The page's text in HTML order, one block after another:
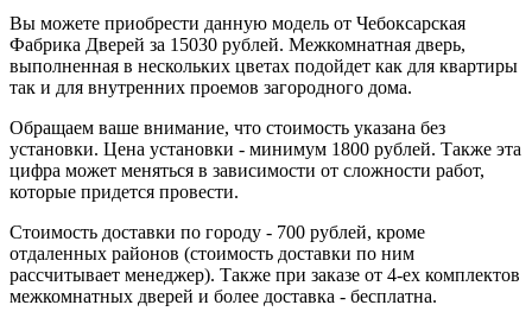
Вы можете приобрести данную модель от Чебоксарская
Фабрика Дверей за 15030 рублей. Межкомнатная дверь,
выполненная в нескольких цветах подойдет как для квартиры
так и для внутренних проемов загородного дома.
Обращаем ваше внимание, что стоимость указана без
установки. Цена установки - минимум 1800 рублей. Также эта
цифра может меняться в зависимости от сложности работ,
которые придется провести.
Стоимость доставки по городу - 700 рублей, кроме
отдаленных районов (стоимость доставки по ним
рассчитывает менеджер). Также при заказе от 4-ех комплектов
межкомнатных дверей и более доставка - бесплатна.